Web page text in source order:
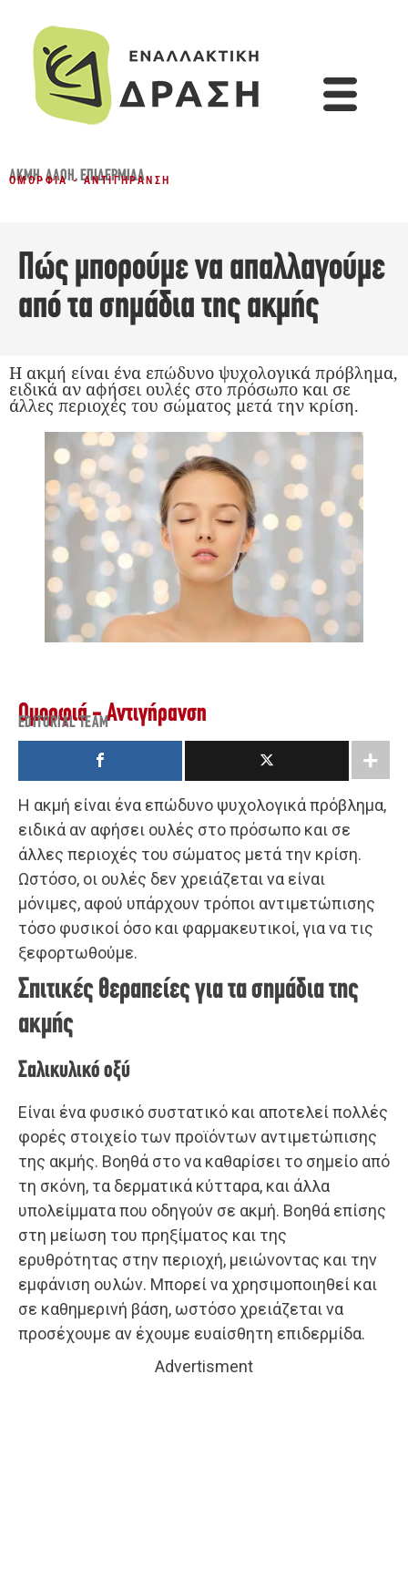
ΑΚΜΉ,ΑΛΌΗ,ΕΠΙΔΕΡΜΊΔΑ
ΟΜΟΡΦΙΆ - ΑΝΤΙΓΉΡΑΝΣΗ
Πώς μπορούμε να απαλλαγούμε
από τα σημάδια της ακμής
Η ακμή είναι ένα επώδυνο ψυχολογικά πρόβλημα,
ειδικά αν αφήσει ουλές στο πρόσωπο και σε
άλλες περιοχές του σώματος μετά την κρίση.
Ομορφιά - Αντιγήρανση
EDITORIAL TEAM
Η ακμή είναι ένα επώδυνο ψυχολογικά πρόβλημα,
ειδικά αν αφήσει ουλές στο πρόσωπο και σε
άλλες περιοχές του σώματος μετά την κρίση.
Ωστόσο, οι ουλές δεν χρειάζεται να είναι
μόνιμες, αφού υπάρχουν τρόποι αντιμετώπισης
τόσο φυσικοί όσο και φαρμακευτικοί, για να τις
ξεφορτωθούμε.
Σπιτικές θεραπείες για τα σημάδια της
ακμής
Σαλικυλικό οξύ
Είναι ένα φυσικό συστατικό και αποτελεί πολλές
φορές στοιχείο των προϊόντων αντιμετώπισης
της ακμής. Βοηθά στο να καθαρίσει το σημείο από
τη σκόνη, τα δερματικά κύτταρα, και άλλα
υπολείμματα που οδηγούν σε ακμή. Βοηθά επίσης
στη μείωση του πρηξίματος και της
ερυθρότητας στην περιοχή, μειώνοντας και την
εμφάνιση ουλών. Μπορεί να χρησιμοποιηθεί και
σε καθημερινή βάση, ωστόσο χρειάζεται να
προσέχουμε αν έχουμε ευαίσθητη επιδερμίδα.
Advertisment